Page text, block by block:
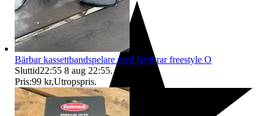
Bärbar kassettbandspelare med hörlurar freestyle O
Sluttid22:55 8 aug 22:55.
Pris:99 kr,Utropspris.